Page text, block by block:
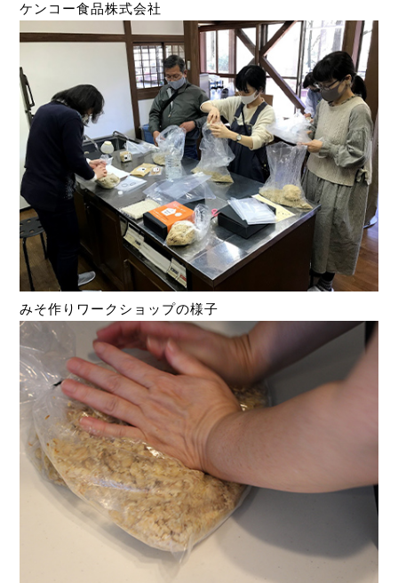
ケンコー食品株式会社
みそ作りワークショップの様子